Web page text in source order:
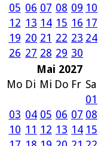
05 06 07 08 09 10
12 13 14 15 16 17
19 20 21 22 23 24
26 27 28 29 30
Mai 2027
Mo Di Mi Do Fr Sa
01
03 04 05 06 07 08
10 11 12 13 14 15